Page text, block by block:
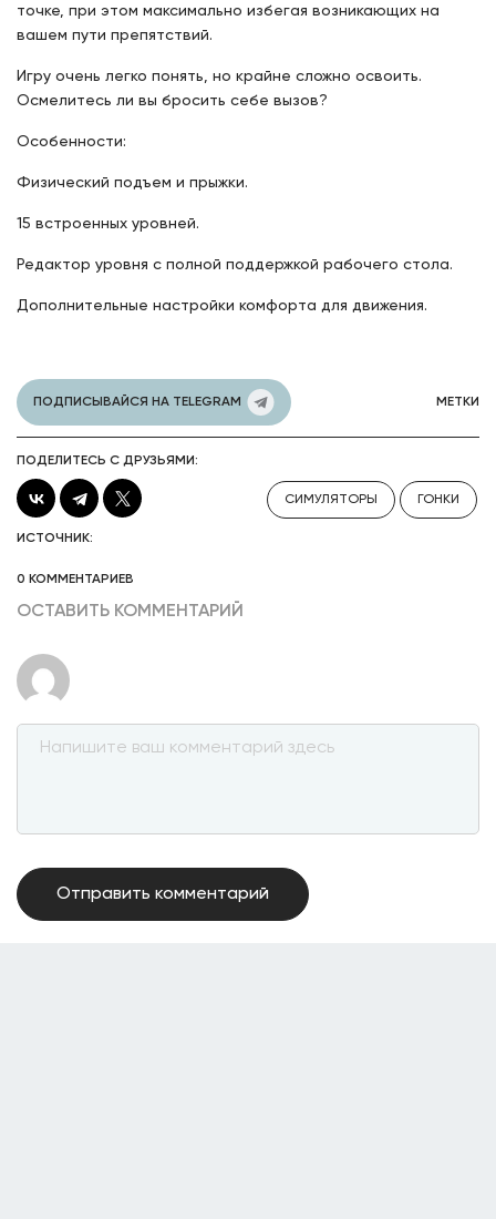
точке, при этом максимально избегая возникающих на
вашем пути препятствий.
Игру очень легко понять, но крайне сложно освоить.
Осмелитесь ли вы бросить себе вызов?
Особенности:
Физический подъем и прыжки.
15 встроенных уровней.
Редактор уровня с полной поддержкой рабочего стола.
Дополнительные настройки комфорта для движения.
ПОДПИСЫВАЙСЯ НА TELEGRAM МЕТКИ
ПОДЕЛИТЕСЬ С ДРУЗЬЯМИ:
СИМУЛЯТОРЫ ГОНКИ
ИСТОЧНИК:
0 КОММЕНТАРИЕВ
ОСТАВИТЬ КОММЕНТАРИЙ